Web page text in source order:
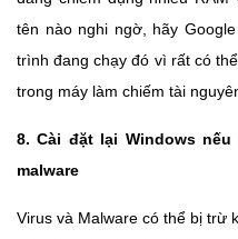
tên nào nghi ngờ, hãy
trình đang chạy đó vì rất có
trong máy làm chiếm tài
8. Cài đặt lại Windows
malware
Virus và Malware có thể bị trừ